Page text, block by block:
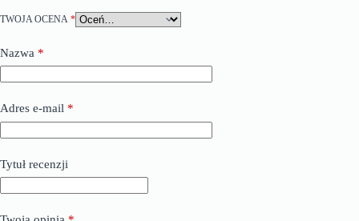
TWOJA OCENA *
Nazwa *
Adres e-mail *
Tytuł recenzji